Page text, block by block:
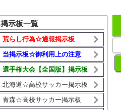
掲示板一覧
荒らし行為☆通報掲示板
当掲示板☆御利用上の注意
選手権大会【全国版】掲示板
北海道☆高校サッカー掲示板
青森☆高校サッカー掲示板